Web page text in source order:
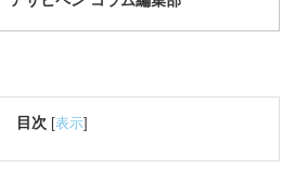
目次 [表示]